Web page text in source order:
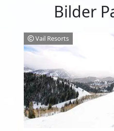
Bilder
Vail Resorts